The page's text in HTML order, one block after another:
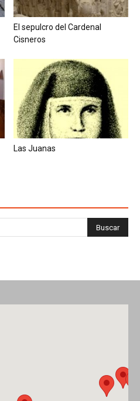
El sepulcro del Cardenal
Cisneros
Las Juanas